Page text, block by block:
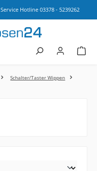
Service Hotline 03378 - 5239262
Schalter/Taster Wippen